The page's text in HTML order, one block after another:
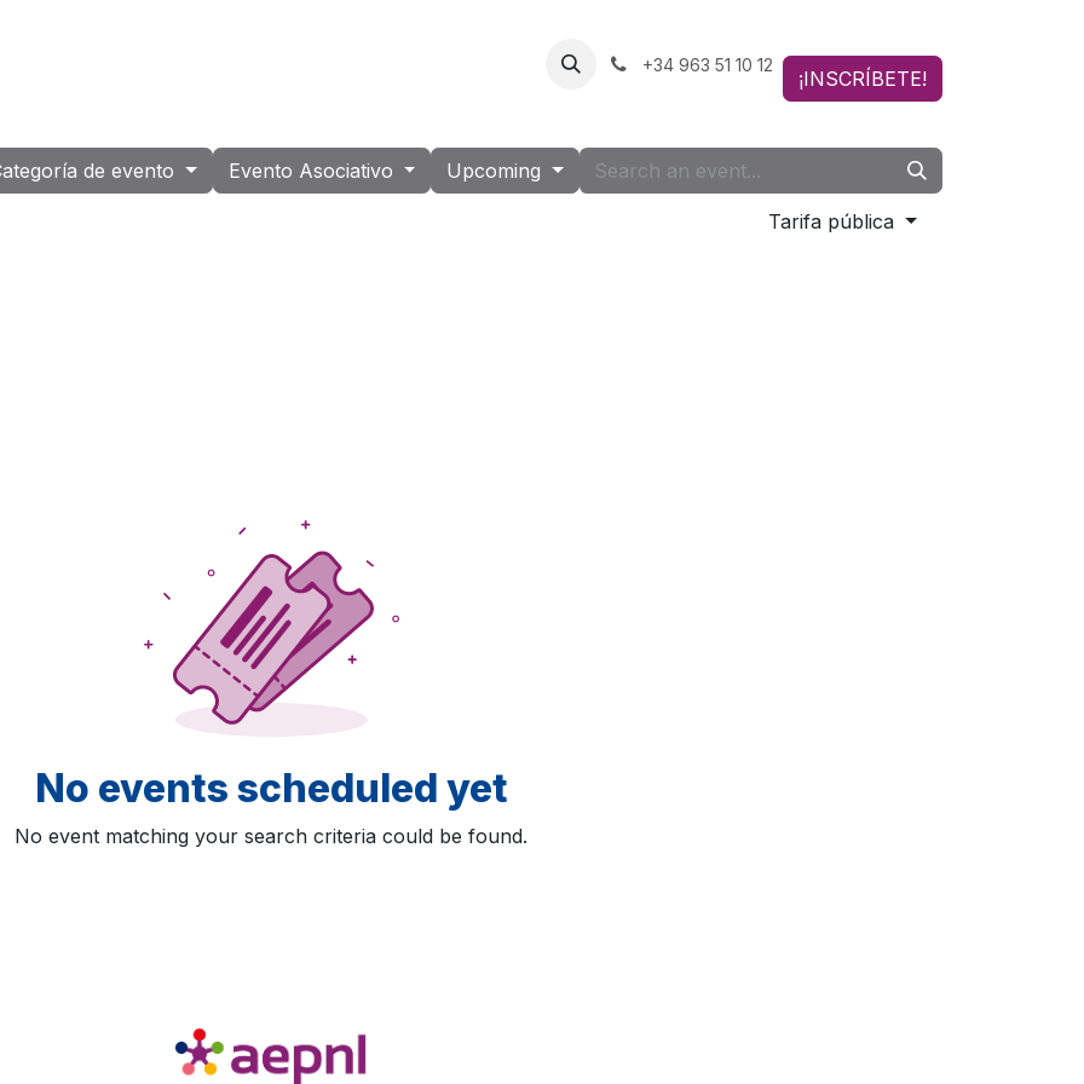
+34 963 51 10 12
¡INSCRÍBETE!
de evento Evento Asociativo Upcoming
Tarifa pública
No events scheduled yet
No event matching your search criteria could be found.